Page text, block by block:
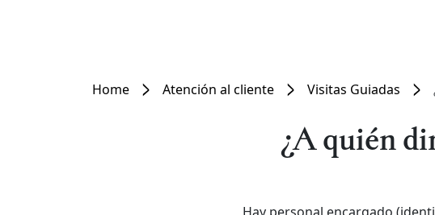
Home Atención al cliente Visitas Guiadas
¿A quién